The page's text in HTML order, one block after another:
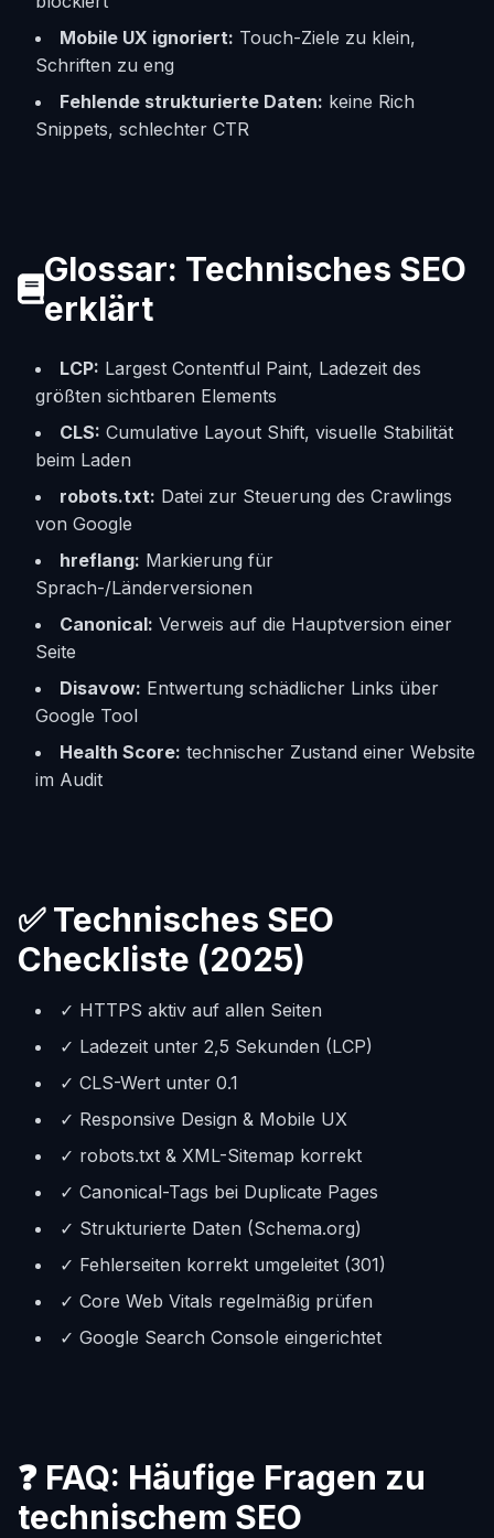
Mobile UX ignoriert: Touch-Ziele zu klein,
Schriften zu eng
Fehlende strukturierte Daten: keine Rich
Snippets, schlechter CTR
Glossar: Technisches SEO
erklärt
LCP: Largest Contentful Paint, Ladezeit des
größten sichtbaren Elements
CLS: Cumulative Layout Shift, visuelle Stabilität
beim Laden
robots.txt: Datei zur Steuerung des Crawlings
von Google
hreflang: Markierung für
Sprach-/Länderversionen
Canonical: Verweis auf die Hauptversion einer
Seite
Disavow: Entwertung schädlicher Links über
Google Tool
Health Score: technischer Zustand einer Website
im Audit
✅ Technisches SEO
Checkliste (2025)
✓ HTTPS aktiv auf allen Seiten
✓ Ladezeit unter 2,5 Sekunden (LCP)
✓ CLS-Wert unter 0.1
✓ Responsive Design & Mobile UX
✓ robots.txt & XML-Sitemap korrekt
✓ Canonical-Tags bei Duplicate Pages
✓ Strukturierte Daten (Schema.org)
✓ Fehlerseiten korrekt umgeleitet (301)
✓ Core Web Vitals regelmäßig prüfen
✓ Google Search Console eingerichtet
❓ FAQ: Häufige Fragen zu
technischem SEO